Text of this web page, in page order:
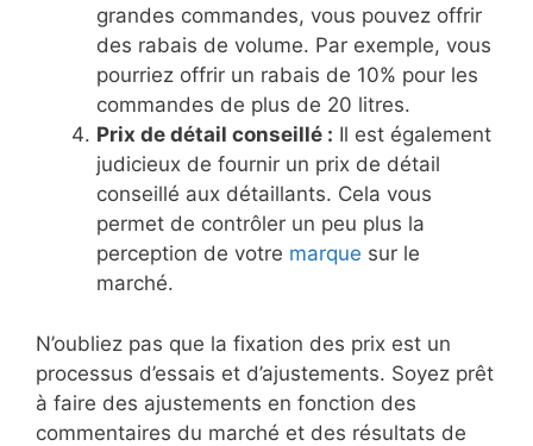
grandes commandes, vous pouvez offrir
des rabais de volume. Par exemple, vous
pourriez offrir un rabais de 10% pour les
commandes de plus de 20 litres.
Prix de détail conseillé : Il est également
judicieux de fournir un prix de détail
conseillé aux détaillants. Cela vous
permet de contrôler un peu plus la
perception de votre marque sur le
marché.
N’oubliez pas que la fixation des prix est un
processus d’essais et d’ajustements. Soyez prêt
à faire des ajustements en fonction des
commentaires du marché et des résultats de